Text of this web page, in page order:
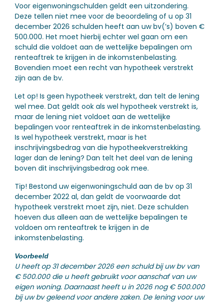
Voor eigenwoningschulden geldt een uitzondering.
Deze tellen niet mee voor de beoordeling of u op 31
december 2026 schulden heeft aan uw bv(’s) boven €
500.000. Het moet hierbij echter wel gaan om een
schuld die voldoet aan de wettelijke bepalingen om
renteaftrek te krijgen in de inkomstenbelasting.
Bovendien moet een recht van hypotheek verstrekt
zijn aan de bv.
Let op! Is geen hypotheek verstrekt, dan telt de lening
wel mee. Dat geldt ook als wel hypotheek verstrekt is,
maar de lening niet voldoet aan de wettelijke
bepalingen voor renteaftrek in de inkomstenbelasting.
Is wel hypotheek verstrekt, maar is het
inschrijvingsbedrag van die hypotheekverstrekking
lager dan de lening? Dan telt het deel van de lening
boven dit inschrijvingsbedrag ook mee.
Tip! Bestond uw eigenwoningschuld aan de bv op 31
december 2022 al, dan geldt de voorwaarde dat
hypotheek verstrekt moet zijn, niet. Deze schulden
hoeven dus alleen aan de wettelijke bepalingen te
voldoen om renteaftrek te krijgen in de
inkomstenbelasting.
Voorbeeld
U heeft op 31 december 2026 een schuld bij uw bv van
€ 500.000 die u heeft gebruikt voor aanschaf van uw
eigen woning. Daarnaast heeft u in 2026 nog € 500.000
bij uw bv geleend voor andere zaken. De lening voor uw